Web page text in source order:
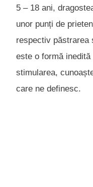
5 – 18 ani,
unor punți de
respectiv păstrarea
este o formă
stimularea,
care ne definesc.